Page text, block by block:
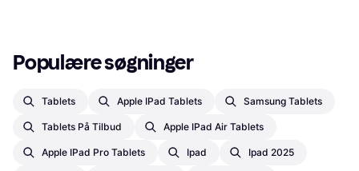
Populære søgninger
Tablets Apple IPad Tablets Samsung Tablets
Tablets På Tilbud Apple IPad Air Tablets
Apple IPad Pro Tablets Ipad Ipad 2025